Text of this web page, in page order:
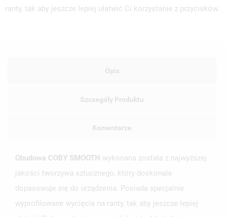
ranty, tak aby jeszcze lepiej ułatwić Ci korzystanie z przycisków.
Opis
Szczegóły Produktu
Komentarze
Obudowa COBY SMOOTH wykonana została z najwyższej
jakości tworzywa sztucznego, który doskonale
dopasowuje się do urządzenia. Posiada specjalnie
wyprofilowane wycięcia na ranty, tak aby jeszcze lepiej